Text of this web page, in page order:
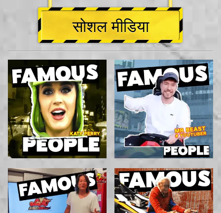
सोशल मीडिया